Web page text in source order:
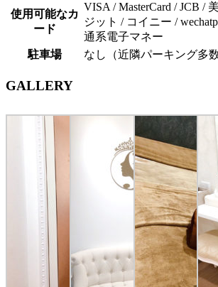
使用可能なカ
ード
VISA / MasterCard / JCB /
ジット / コイニー /
通系電子マネー
駐車場
なし（近隣パーキング多数
GALLERY